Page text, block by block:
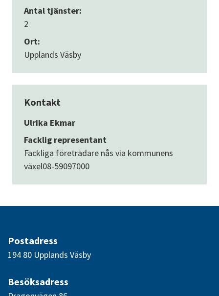
Antal tjänster:
2
Ort:
Upplands Väsby
Kontakt
Ulrika Ekmar
Facklig representant
Fackliga företrädare nås via kommunens
växel08-59097000
Postadress
194 80 Upplands Väsby
Besöksadress